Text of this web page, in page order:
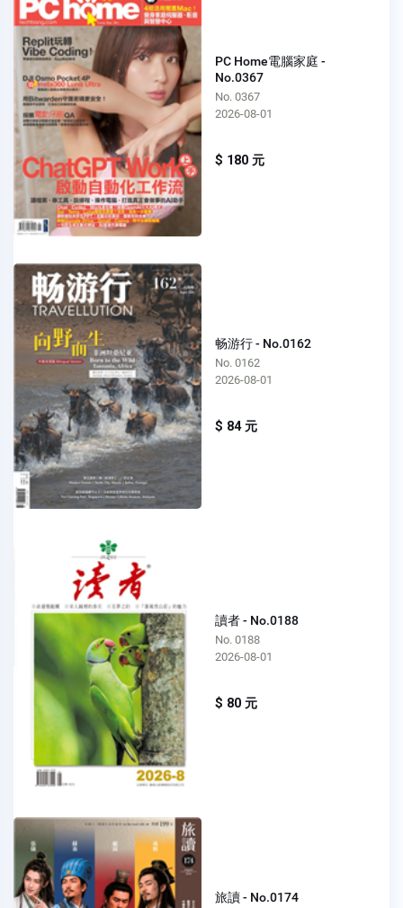
PC Home電腦家庭 -
No.0367
No. 0367
2026-08-01
$ 180 元
畅游行 - No.0162
No. 0162
2026-08-01
$ 84 元
讀者 - No.0188
No. 0188
2026-08-01
$ 80 元
旅讀 - No.0174